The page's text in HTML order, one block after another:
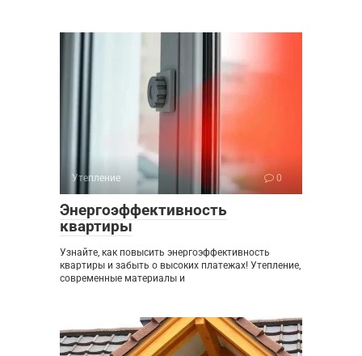
Утепление 0
Энергоэффективность
квартиры
Узнайте, как повысить энергоэффективность
квартиры и забыть о высоких платежах! Утепление,
современные материалы и